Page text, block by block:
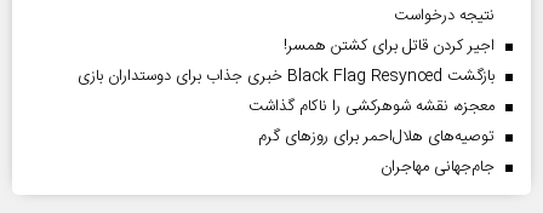
نتیجه درخواست
اجیر کردن قاتل برای کشتن همسر!
بازگشت Black Flag Resynced خبری جذاب برای دوستداران بازی
معجزه، نقشه شوهرکشی را ناکام گذاشت
توصیه‌های هلال‌احمر برای روز‌های گرم
جام‌جهانی مهاجران